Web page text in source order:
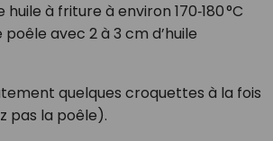
à friture à environ 170‑180 °C
poêle avec 2 à 3 cm d’huile
quelques croquettes à la fois
pas la poêle).